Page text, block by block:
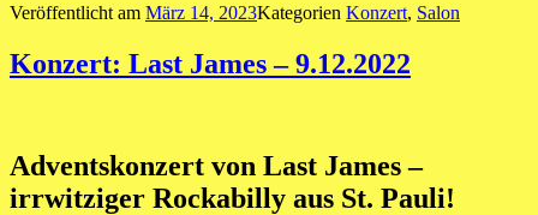
Veröffentlicht am März 14, 2023Kategorien Konzert, Salon
Konzert: Last James – 9.12.2022
Adventskonzert von Last James –
irrwitziger Rockabilly aus St. Pauli!